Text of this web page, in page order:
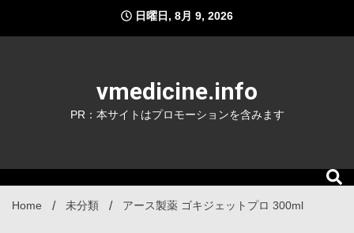
content
日曜日, 8月 9, 2026
vmedicine.info
PR：本サイトはプロモーションを含みます
Home 未分類 アース製薬 ゴキジェットプロ 300ml